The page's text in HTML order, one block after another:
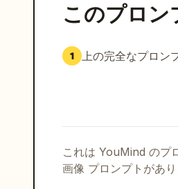
このプロン
1 上の完全なプロン
これは YouMind のプ
画像 プロンプトがあ